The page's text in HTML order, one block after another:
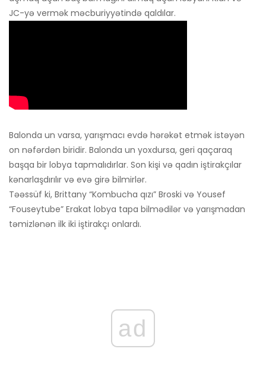
JC-yə vermək məcburiyyətində qaldılar.
Balonda un varsa, yarışmacı evdə hərəkət etmək istəyən
on nəfərdən biridir. Balonda un yoxdursa, geri qaçaraq
başqa bir lobya tapmalıdırlar. Son kişi və qadın iştirakçılar
kənarlaşdırılır və evə girə bilmirlər.
Təəssüf ki, Brittany “Kombucha qızı” Broski və Yousef
“Fouseytube” Erakat lobya tapa bilmədilər və yarışmadan
təmizlənən ilk iki iştirakçı onlardı.
ad